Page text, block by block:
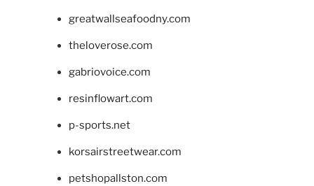
greatwallseafoodny.com
theloverose.com
gabriovoice.com
resinflowart.com
p-sports.net
korsairstreetwear.com
petshopallston.com